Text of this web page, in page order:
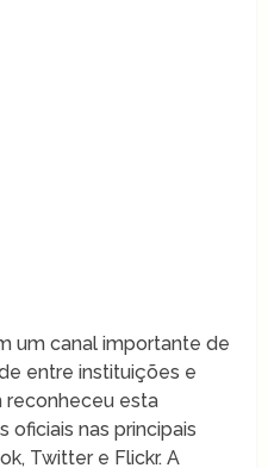
um canal importante de
entre instituições e
reconheceu esta
oficiais nas principais
Twitter e Flickr. A